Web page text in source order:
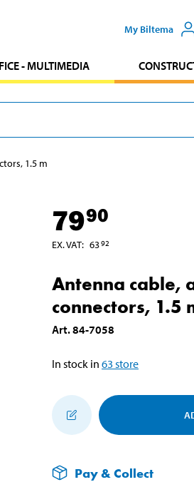
My Biltema
- MULTIMEDIA
1.5 m
7990
EX. VAT: 6392
Antenna
connectors, 1.5
Art.84-7058
In stock in 63 store
Pay & Collect